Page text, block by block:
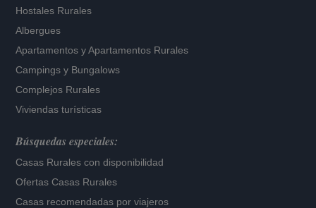
Hostales Rurales
Albergues
Apartamentos yApartamentos Rurales
Campings y Bungalows
Complejos Rurales
Viviendas turísticas
Búsquedas especiales:
Casas Rurales con disponibilidad
Ofertas Casas Rurales
Casas recomendadas por viajeros